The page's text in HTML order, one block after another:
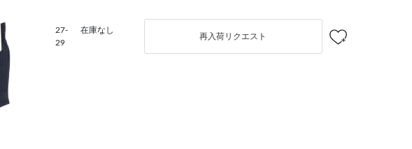
27-
29
在庫なし
再入荷リクエスト